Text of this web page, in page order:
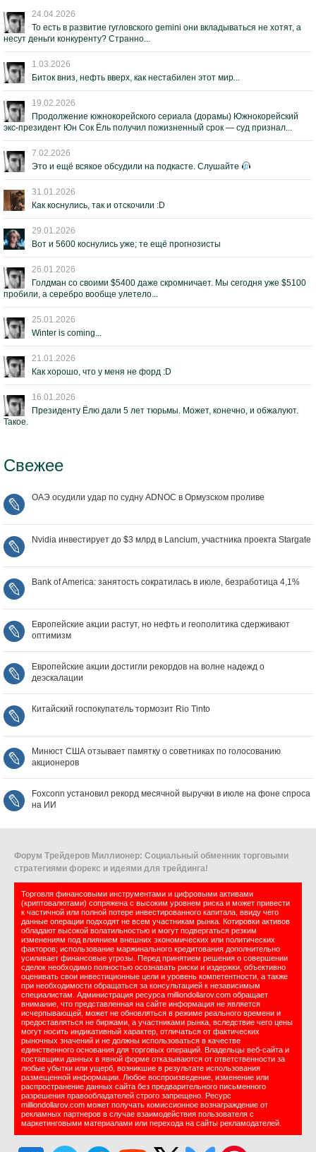
24.04.2026
То есть в развитие гугловского gemini они вкладываться не хотят, а
несут деньги конкуренту? Странно...
1.03.2026
Биток вниз, нефть вверх, как нестабилен этот мир...
19.02.2026
Продолжение южнокорейского сериала (дорамы) Южнокорейский
экс-президент Юн Сок Ёль получил пожизненный срок — суд признал...
7.02.2026
Это и ещё всякое обсудили на подкасте. Слушайте
31.01.2026
Как коснулись, так и отскочили :D
29.01.2026
Вот и 5600 коснулись уже; те ещё прогнозисты
26.01.2026
Голдман со своими $5400 даже скромничает. Мы сегодня уже $5100
пробили, а серебро вообще улетело...
25.01.2026
Winter is coming...
21.01.2026
Как хорошо, что у меня не форд :D
16.01.2026
Президенту Ёлю дали 5 лет тюрьмы. Может, конечно, и обжалуют.
Такое.
Свежее
ОАЭ осудили удар по судну ADNOC в Ормузском проливе
Nvidia инвестирует до $3 млрд в Lancium, участника проекта Stargate
Bank of America: занятость сократилась в июле, безработица 4,1%
Европейские акции растут, но нефть и геополитика сдерживают
оптимизм
Европейские акции достигли рекордов на волне надежд о
деэскалации
Китайский госпокупатель тормозит Rio Tinto
Минюст США отзывает памятку о советниках по голосованию
акционеров
Foxconn установил рекорд месячной выручки в июле на фоне спроса
на ИИ
Форум Трейдеров Миллионер: Социальный обменник торговыми
стратегиями форекс и идеями для трейдинга!
Торговля финансовыми инструментами и цифровыми активами
(криптовалютами) сопряжена с высоким уровнем риска и может привести
к частичной или полной потере инвестированного капитала, ввиду чего
данные операции подходят не всем участникам рынка. Котировки активов
обладают высокой волатильностью и могут подвергаться резким
изменениям под влиянием внешних экономических или политических
факторов; использование маржинального кредитования дополнительно
усиливает финансовые угрозы. Перед принятием решения о совершении
сделок необходимо полностью осознавать риски и издержки, объективно
оценивать свои инвестиционные цели и уровень компетентности, а также
при необходимости обращаться за консультацией к независимым
специалистам. Администрация ресурса milliondollarov.com обращает
внимание, что представленная на сайте информация не является
исчерпывающей, может не обновляться в режиме реального времени и
предоставляться не биржами, а участниками рынка, вследствие чего цены
могут носить индикативный характер, отличаться от фактических
рыночных значений и не должны использоваться в качестве
единственного основания для торговых операций. Владельцы веб-сайта и
поставщики данных в явной форме отказываются от ответственности за
любые убытки или ущерб, возникшие в результате использования
размещенной информации. Любое воспроизведение, изменение или
распространение данных сайта без предварительного письменного
разрешения правообладателей строго запрещено. Ресурс
milliondollarov.com может получать комиссионное вознаграждение от
рекламных партнеров в случае взаимодействия пользователя с
маркетинговыми материалами или перехода на сайты рекламодателей.